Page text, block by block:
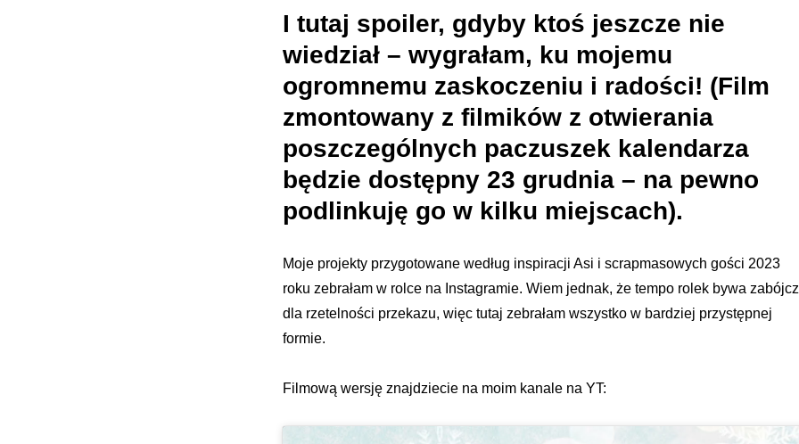
I tutaj spoiler, gdyby ktoś jeszcze nie
wiedział – wygrałam, ku mojemu
ogromnemu zaskoczeniu i radości! (Film
zmontowany z filmików z otwierania
poszczególnych paczuszek kalendarza
będzie dostępny 23 grudnia – na pewno
podlinkuję go w kilku miejscach).
Moje projekty przygotowane według inspiracji Asi i scrapmasowych gości 2023
roku zebrałam w rolce na Instagramie. Wiem jednak, że tempo rolek bywa
dla rzetelności przekazu, więc tutaj zebrałam wszystko w bardziej przystępnej
formie.
Filmową wersję znajdziecie na moim kanale na YT: